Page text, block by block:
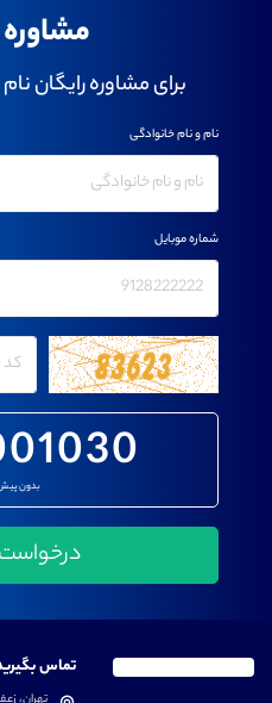
برای مشاوره رایگان
بدون
نام و نام خانوادگی
شماره موبایل
تماس